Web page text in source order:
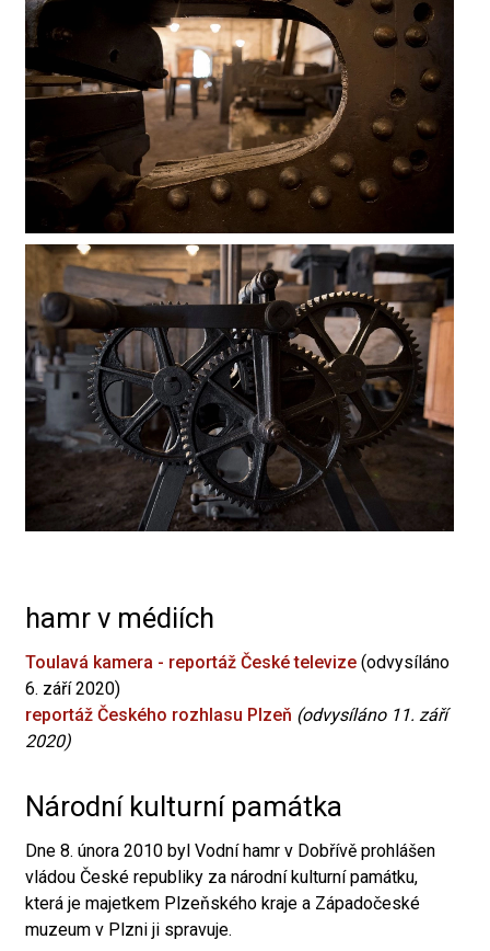
hamr v médiích
Toulavá kamera - reportáž České televize (odvysíláno
6. září 2020)
reportáž Českého rozhlasu Plzeň (odvysíláno 11. září
2020)
Národní kulturní památka
Dne 8. února 2010 byl Vodní hamr v Dobřívě prohlášen
vládou České republiky za národní kulturní památku,
která je majetkem Plzeňského kraje a Západočeské
muzeum v Plzni ji spravuje.